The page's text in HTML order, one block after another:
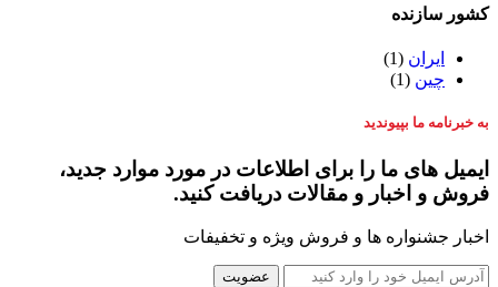
کشور سازنده
ایران (1)
چین (1)
به خبرنامه ما بپیوندید
ایمیل های ما را برای اطلاعات در مورد موارد جدید،
فروش و اخبار و مقالات دریافت کنید.
اخبار جشنواره ها و فروش ویژه و تخفیفات
عضویت